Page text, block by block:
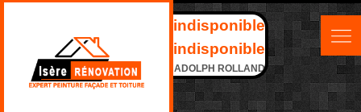
indisponible
indisponible
ADOLPH ROLLAND